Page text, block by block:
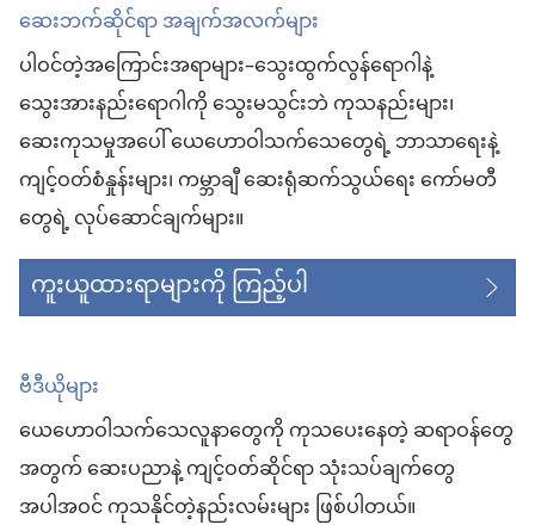
ဆေးဘက်ဆိုင်ရာ အချက်အလက်များ
ပါဝင်တဲ့အကြောင်းအရာများ–သွေးထွက်လွန်ရောဂါနဲ့
သွေးအားနည်းရောဂါကို သွေးမသွင်းဘဲ ကုသနည်းများ၊
ဆေးကုသမှုအပေါ် ယေဟောဝါသက်သေတွေရဲ့ ဘာသာရေးနဲ့
ကျင့်ဝတ်စံနှုန်းများ၊ ကမ္ဘာချီ ဆေးရုံဆက်သွယ်ရေး ကော်မတီ
တွေရဲ့ လုပ်ဆောင်ချက်များ။
ကူးယူထားရာများကို ကြည့်ပါ
ဗီဒီယိုများ
ယေဟောဝါသက်သေလူနာတွေကို ကုသပေးနေတဲ့ ဆရာဝန်တွေ
အတွက် ဆေးပညာနဲ့ ကျင့်ဝတ်ဆိုင်ရာ သုံးသပ်ချက်တွေ
အပါအဝင် ကုသနိုင်တဲ့နည်းလမ်းများ ဖြစ်ပါတယ်။